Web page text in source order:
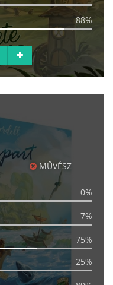
88%
MŰVÉSZ
0%
7%
75%
25%